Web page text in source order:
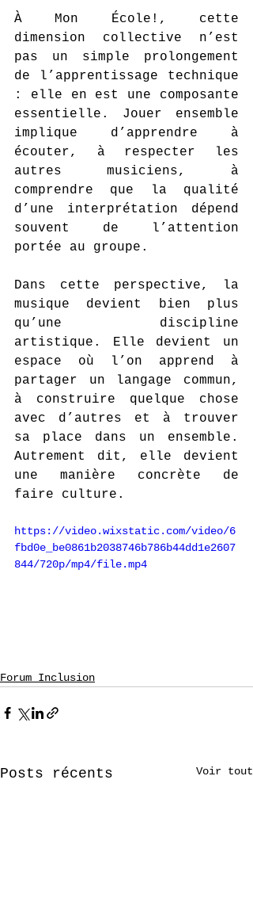
À Mon École!, cette
dimension collective n’est
pas un simple prolongement
de l’apprentissage technique
: elle en est une composante
essentielle. Jouer ensemble
implique d’apprendre à
écouter, à respecter les
autres musiciens, à
comprendre que la qualité
d’une interprétation dépend
souvent de l’attention
portée au groupe.
Dans cette perspective, la
musique devient bien plus
qu’une discipline
artistique. Elle devient un
espace où l’on apprend à
partager un langage commun,
à construire quelque chose
avec d’autres et à trouver
sa place dans un ensemble.
Autrement dit, elle devient
une manière concrète de
faire culture.
https://video.wixstatic.com/video/6
fbd0e_be0861b2038746b786b44dd1e2607
844/720p/mp4/file.mp4
Forum Inclusion
Posts récents Voir tout